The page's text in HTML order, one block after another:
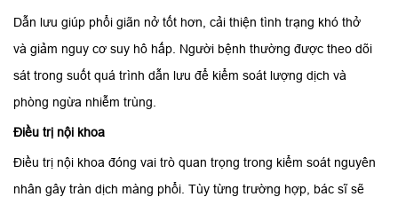
Dẫn lưu giúp phổi giãn nở tốt hơn, cải thiện tình trạng khó thở
và giảm nguy cơ suy hô hấp. Người bệnh thường được theo dõi
sát trong suốt quá trình dẫn lưu để kiểm soát lượng dịch và
phòng ngừa nhiễm trùng.
Điều trị nội khoa
Điều trị nội khoa đóng vai trò quan trọng trong kiểm soát nguyên
nhân gây tràn dịch màng phổi. Tùy từng trường hợp, bác sĩ sẽ